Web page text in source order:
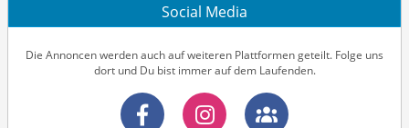
Social Media
Die Annoncen werden auch auf weiteren Plattformen geteilt. Folge uns
dort und Du bist immer auf dem Laufenden.